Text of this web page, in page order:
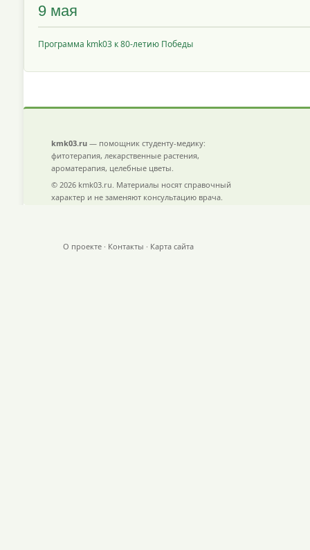
9 мая
Программа kmk03 к 80-летию Победы
kmk03.ru — помощник студенту-медику:
фитотерапия, лекарственные растения,
ароматерапия, целебные цветы.
© 2026 kmk03.ru. Материалы носят справочный
характер и не заменяют консультацию врача.
О проекте · Контакты · Карта сайта